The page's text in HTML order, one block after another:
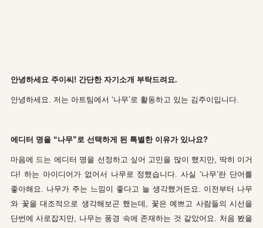
안녕하세요 주이씨! 간단한 자기소개 부탁드려요.
안녕하세요. 저는 아트팀에서 ‘나무’로 활동하고 있는 김주이입니다.
에디터 명을 “나무”로 선택하게 된 특별한 이유가 있나요?
마음에 드는 에디터 명을 선정하고 싶어 고민을 많이 했지만, 딱히 이거
다! 하는 아이디어가 없어서 나무로 정했습니다. 사실 ‘나무’란 단어를
좋아해요. 나무가 주는 느낌이 좋다고 늘 생각했거든요. 이전부터 나무
와 꽃을 대조적으로 생각해보곤 했는데, 꽃은 예쁘고 사람들의 시선을
단번에 사로잡지만, 나무는 풍경 속에 존재하는 것 같았어요. 처음 봤을